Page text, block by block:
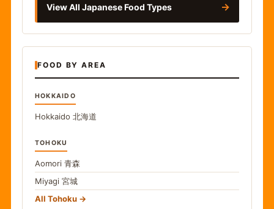
View All Japanese Food Types →
FOOD BY AREA
HOKKAIDO
Hokkaido 北海道
TOHOKU
Aomori 青森
Miyagi 宮城
All Tohoku